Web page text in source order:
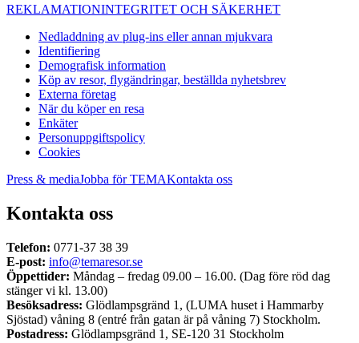
REKLAMATIONINTEGRITET OCH SÄKERHET
Nedladdning av plug-ins eller annan mjukvara
Identifiering
Demografisk information
Köp av resor, flygändringar, beställda nyhetsbrev
Externa företag
När du köper en resa
Enkäter
Personuppgiftspolicy
Cookies
Press & mediaJobba för TEMAKontakta oss
Kontakta oss
Telefon: 0771-37 38 39
E-post: info@temaresor.se
Öppettider: Måndag – fredag 09.00 – 16.00. (Dag före röd dag
stänger vi kl. 13.00)
Besöksadress: Glödlampsgränd 1, (LUMA huset i Hammarby
Sjöstad) våning 8 (entré från gatan är på våning 7) Stockholm.
Postadress: Glödlampsgränd 1, SE-120 31 Stockholm